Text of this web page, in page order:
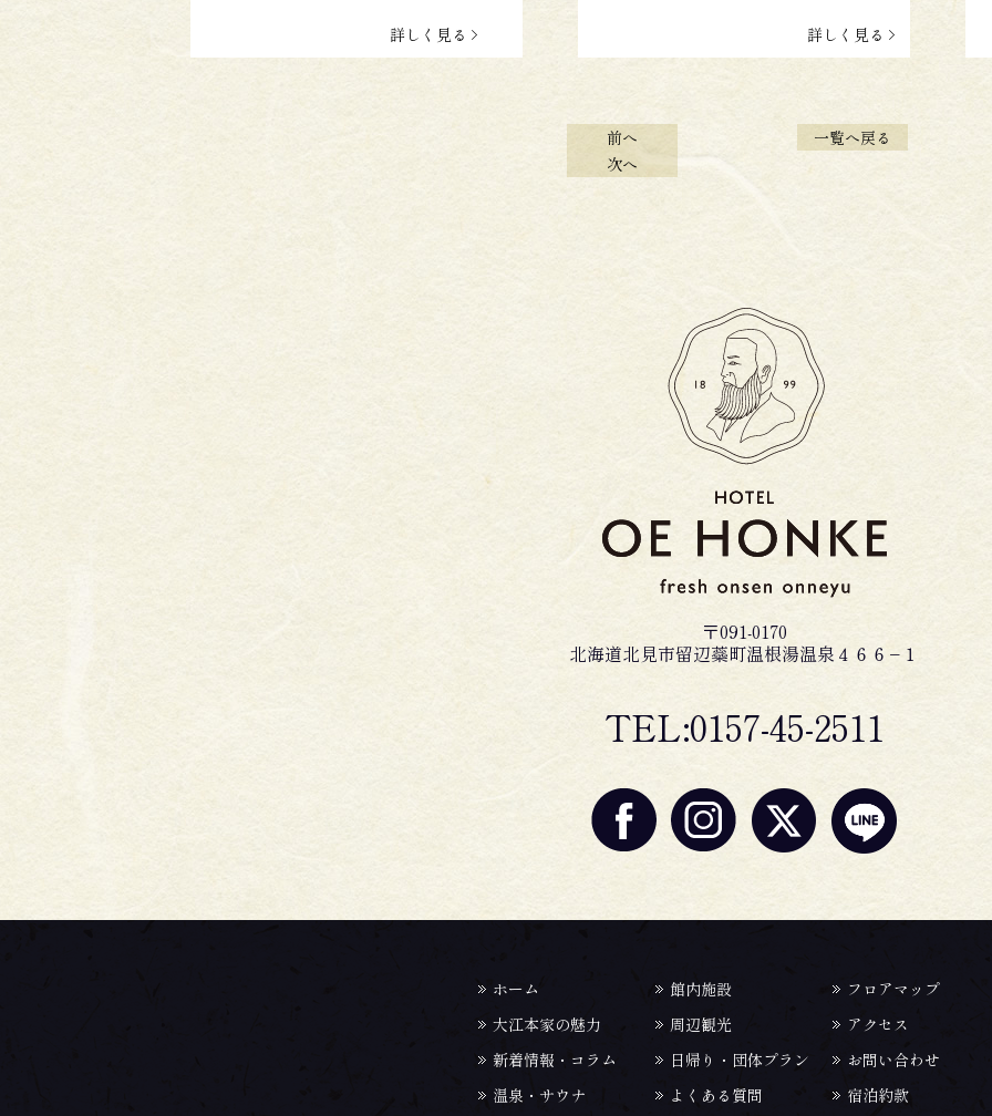
詳しく見る 詳しく見る
前へ
一覧へ戻る
次へ
〒091-0170
北海道北見市留辺蘂町温根湯温泉４６６−１
TEL:0157-45-2511
ホーム
大江本家の魅力
新着情報・コラム
温泉・サウナ
館内施設
周辺観光
日帰り・団体プラン
よくある質問
フロアマップ
アクセス
お問い合わせ
宿泊約款